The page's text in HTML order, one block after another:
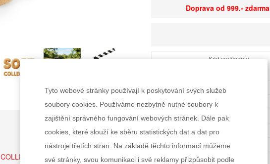
Doprava od 999.- zdarma
Kód sortimentu
Dostupnost
Minimální odběr
Rozměry balení Š×V×H
Doporučený věk
Pohlaví
Tyto webové stránky používají k poskytování svých služeb
soubory cookies. Používáme nezbytně nutné soubory k
zajištění správného fungování webových stránek. Dále pak
cookies, které slouží ke sběru statistických dat a dat pro
nástroje třetích stran. Na základě těchto informací můžeme
své stránky, svou komunikaci i své reklamy přizpůsobit podle